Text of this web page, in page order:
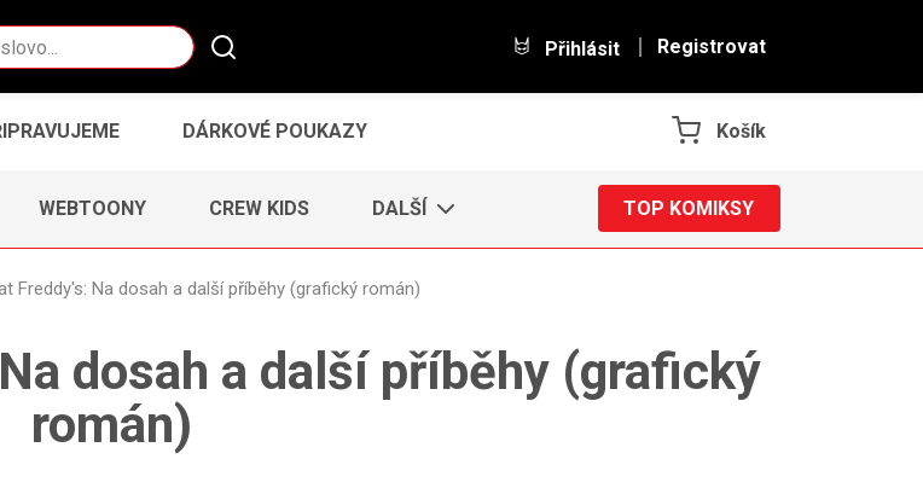
Přihlásit Registrovat
DÁRKOVÉ POUKAZY Košík
WEBTOONY CREW KIDS DALŠÍ TOP KOMIKSY
Freddy's: Na dosah a další příběhy (grafický román)
dosah a další příběhy (grafický
román)